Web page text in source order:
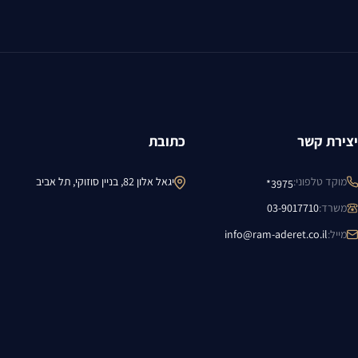
יצירת קשר
מוקד טלפוני:
3975*
משרד:
03-9017710
מייל:
info@ram-aderet.co.il
כתובת
יגאל אלון 82, בניין סוזוקי, תל אביב